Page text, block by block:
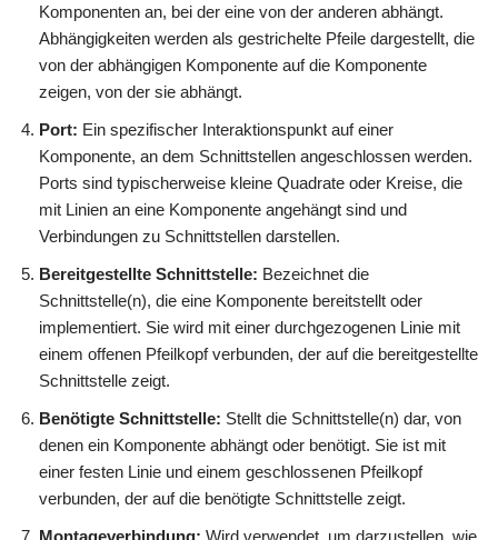
Komponenten an, bei der eine von der anderen abhängt.
Abhängigkeiten werden als gestrichelte Pfeile dargestellt, die
von der abhängigen Komponente auf die Komponente
zeigen, von der sie abhängt.
Port: Ein spezifischer Interaktionspunkt auf einer
Komponente, an dem Schnittstellen angeschlossen werden.
Ports sind typischerweise kleine Quadrate oder Kreise, die
mit Linien an eine Komponente angehängt sind und
Verbindungen zu Schnittstellen darstellen.
Bereitgestellte Schnittstelle: Bezeichnet die
Schnittstelle(n), die eine Komponente bereitstellt oder
implementiert. Sie wird mit einer durchgezogenen Linie mit
einem offenen Pfeilkopf verbunden, der auf die bereitgestellte
Schnittstelle zeigt.
Benötigte Schnittstelle: Stellt die Schnittstelle(n) dar, von
denen ein Komponente abhängt oder benötigt. Sie ist mit
einer festen Linie und einem geschlossenen Pfeilkopf
verbunden, der auf die benötigte Schnittstelle zeigt.